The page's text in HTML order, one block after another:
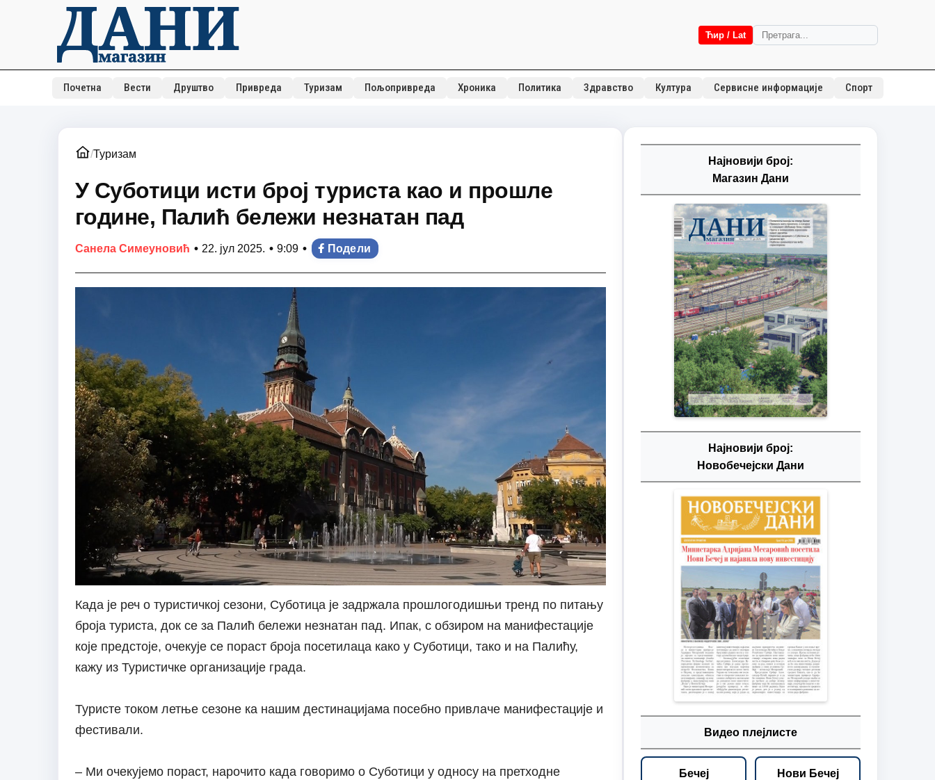
Ћир / Lat
Почетна Вести Друштво Привреда Туризам Пољопривреда Хроника Политика Здравство Култура Сервисне информације Спорт
/Туризам
У Суботици исти број туриста као и прошле
године, Палић бележи незнатан пад
Санела Симеуновић • 22. јул 2025. • 9:09 • Подели
Када је реч о туристичкој сезони, Суботица је задржала прошлогодишњи тренд по питању
броја туриста, док се за Палић бележи незнатан пад. Ипак, с обзиром на манифестације
које предстоје, очекује се пораст броја посетилаца како у Суботици, тако и на Палићу,
кажу из Туристичке организације града.
Туристе током летње сезоне ка нашим дестинацијама посебно привлаче манифестације и
фестивали.
– Ми очекујемо пораст, нарочито када говоримо о Суботици у односу на претходне
Најновији број:
Магазин Дани
Најновији број:
Новобечејски Дани
Видео плејлисте
Бечеј Нови Бечеј